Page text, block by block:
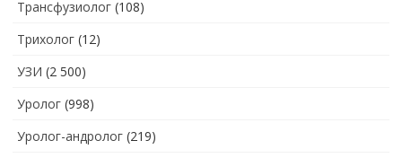
Трансфузиолог (108)
Трихолог (12)
УЗИ (2 500)
Уролог (998)
Уролог-андролог (219)